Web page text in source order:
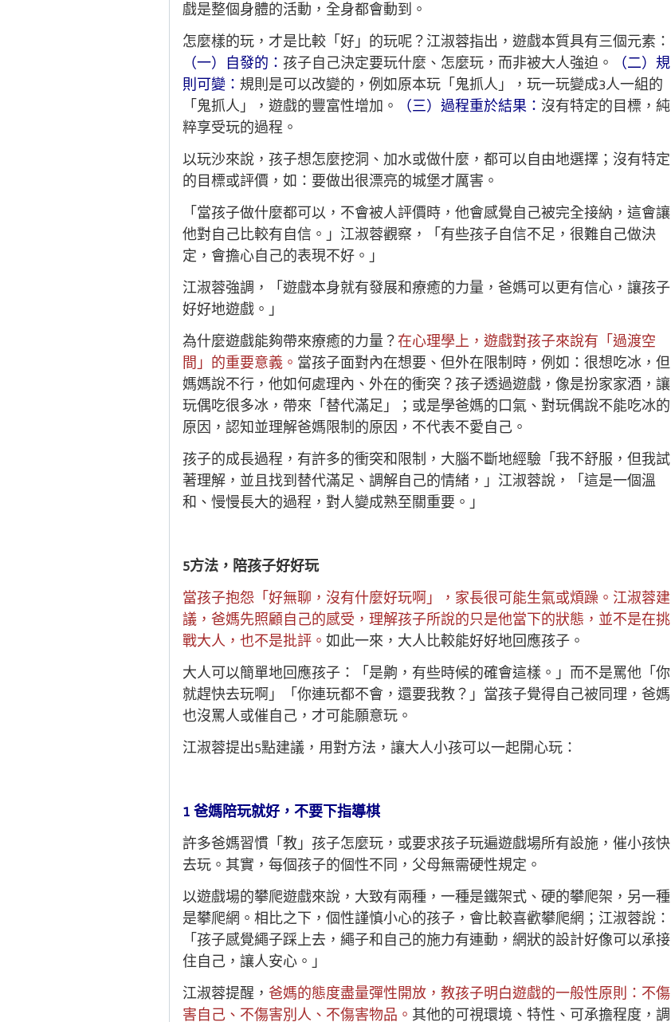
戲是整個身體的活動，全身都會動到。
怎麼樣的玩，才是比較「好」的玩呢？江淑蓉指出，遊戲本質具有三個元素：
（一）自發的： 孩子自己決定要玩什麼、怎麼玩，而非被大人強迫。
（二）規
則可變： 規則是可以改變的，例如原本玩「鬼抓人」，玩一玩變成3人一組的
「鬼抓人」，遊戲的豐富性增加。
（三）過程重於結果： 沒有特定的目標，純
粹享受玩的過程。
以玩沙來說，孩子想怎麼挖洞、加水或做什麼，都可以自由地選擇；沒有特定
的目標或評價，如：要做出很漂亮的城堡才厲害。
「當孩子做什麼都可以，不會被人評價時，他會感覺自己被完全接納，這會讓
他對自己比較有自信。」江淑蓉觀察，「有些孩子自信不足，很難自己做決
定，會擔心自己的表現不好。」
江淑蓉強調，「遊戲本身就有發展和療癒的力量，爸媽可以更有信心，讓孩子
好好地遊戲。」
為什麼遊戲能夠帶來療癒的力量？在心理學上，遊戲對孩子來說有「過渡空
間」的重要意義。 當孩子面對內在想要、但外在限制時，例如：很想吃冰，但
媽媽說不行，他如何處理內、外在的衝突？孩子透過遊戲，像是扮家家酒，讓
玩偶吃很多冰，帶來「替代滿足」；或是學爸媽的口氣、對玩偶說不能吃冰的
原因，認知並理解爸媽限制的原因，不代表不愛自己。
孩子的成長過程，有許多的衝突和限制，大腦不斷地經驗「我不舒服，但我試
著理解，並且找到替代滿足、調解自己的情緒，」江淑蓉說，「這是一個溫
和、慢慢長大的過程，對人變成熟至關重要。」
5方法，陪孩子好好玩
當孩子抱怨「好無聊，沒有什麼好玩啊」，家長很可能生氣或煩躁。江淑蓉建
議，爸媽先照顧自己的感受，理解孩子所說的只是他當下的狀態，並不是在挑
戰大人，也不是批評。 如此一來，大人比較能好好地回應孩子。
大人可以簡單地回應孩子：「是齁，有些時候的確會這樣。」而不是罵他「你
就趕快去玩啊」「你連玩都不會，還要我教？」當孩子覺得自己被同理，爸媽
也沒罵人或催自己，才可能願意玩。
江淑蓉提出5點建議，用對方法，讓大人小孩可以一起開心玩：
1 爸媽陪玩就好，不要下指導棋
許多爸媽習慣「教」孩子怎麼玩，或要求孩子玩遍遊戲場所有設施，催小孩快
去玩。其實，每個孩子的個性不同，父母無需硬性規定。
以遊戲場的攀爬遊戲來說，大致有兩種，一種是鐵架式、硬的攀爬架，另一種
是攀爬網。相比之下，個性謹慎小心的孩子，會比較喜歡攀爬網；江淑蓉說：
「孩子感覺繩子踩上去，繩子和自己的施力有連動，網狀的設計好像可以承接
住自己，讓人安心。」
江淑蓉提醒， 爸媽的態度盡量彈性開放，教孩子明白遊戲的一般性原則：不傷
害自己、不傷害別人、不傷害物品。 其他的可視環境、特性、可承擔程度，調